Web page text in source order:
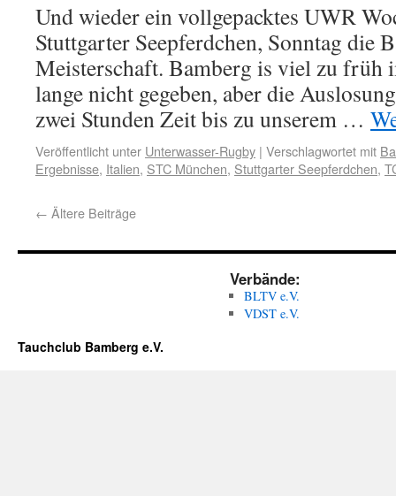
Und wieder ein vollgepacktes UWR
Stuttgarter Seepferdchen, Sonntag die
Meisterschaft. Bamberg is viel zu früh
lange nicht gegeben, aber die
zwei Stunden Zeit bis zu unserem …
Veröffentlicht unter Unterwasser-Rugby | Verschlagwortet mit
Ergebnisse, Italien, STC München, Stuttgarter Seepferdchen,
← Ältere Beiträge
Verbände:
BLTV e.V.
VDST e.V.
Tauchclub Bamberg e.V.